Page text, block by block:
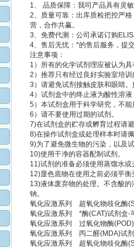
1、 品质保障：我司产品具有灵
2、质量可靠：出库质检把控严
营，合作共赢。
3、免费代测：公司承诺订购
4、售后无忧：*的售后服务，提
注意事项：
1）所有的化学试剂理应被认为
2）推荐只有经过良好实验室培
3）请避免试剂接触皮肤和眼睛
4）试剂盒中的终止液为酸性溶
5）本试剂盒用于科学研究，不能
6）请不要使用过期的试剂。
7)在试剂盒的贮存或孵育过程请
8)在操作试剂盒或处理样本时请
9)为了避免微生物的污染，以及
10)使用干净的容器配制试剂。
11)试剂的准备必须使用蒸馏水或
12)显色底物在使用之前必须平衡
13)液体废弃物的处理。不含酸
钠。
氧化应激系列 超氧化物歧化酶
氧化应激系列 *酶(CAT)试剂盒-
氧化应激系列 过氧化物酶
氧化应激系列 丙二醛(MDA)试
氧化应激系列 超氧化物歧化酶